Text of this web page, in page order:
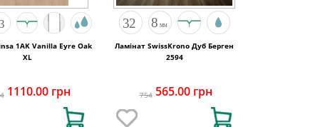
XL
1110.00 грн
Ламінат SwissKrono Дуб Берген
2594
754 565.00 грн